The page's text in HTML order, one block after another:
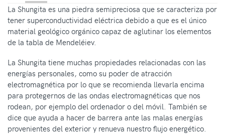
La Shungita es una piedra semipreciosa que se caracteriza por
tener superconductividad eléctrica debido a que es el único
material geológico orgánico capaz de aglutinar los elementos
de la tabla de Mendeléiev.
La Shungita tiene muchas propiedades relacionadas con las
energías personales, como su poder de atracción
electromagnética por lo que se recomienda llevarla encima
para protegernos de las ondas electromagnéticas que nos
rodean, por ejemplo del ordenador o del móvil. También se
dice que ayuda a hacer de barrera ante las malas energías
provenientes del exterior y renueva nuestro flujo energético.